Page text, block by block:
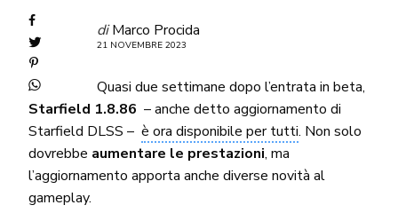
di Marco Procida
21 NOVEMBRE 2023
Quasi due settimane dopo l’entrata in beta,
Starfield 1.8.86 – anche detto aggiornamento di
Starfield DLSS –è ora disponibile per tutti. Non solo
dovrebbe aumentare le prestazioni, ma
l’aggiornamento apporta anche diverse novità al
gameplay.